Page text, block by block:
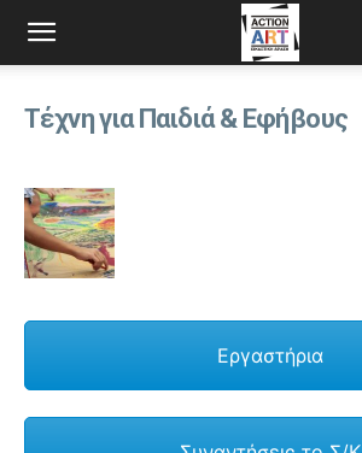
Τέχνη για Παιδιά & Εφήβους
Εργαστήρια